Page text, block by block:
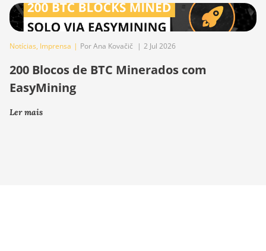
Notícias, Imprensa | Por Ana Kovačič | 2 Jul 2026
200 Blocos de BTC Minerados com
EasyMining
Ler mais